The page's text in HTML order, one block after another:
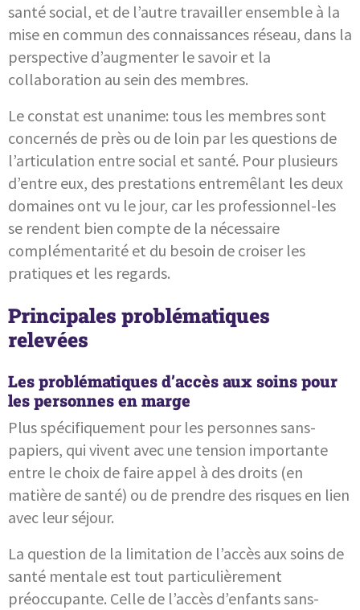
santé social, et de l’autre travailler ensemble à la
mise en commun des connaissances réseau, dans la
perspective d’augmenter le savoir et la
collaboration au sein des membres.
Le constat est unanime: tous les membres sont
concernés de près ou de loin par les questions de
l’articulation entre social et santé. Pour plusieurs
d’entre eux, des prestations entremêlant les deux
domaines ont vu le jour, car les professionnel-les
se rendent bien compte de la nécessaire
complémentarité et du besoin de croiser les
pratiques et les regards.
Principales problématiques
relevées
Les problématiques d’accès aux soins pour
les personnes en marge
Plus spécifiquement pour les personnes sans-
papiers, qui vivent avec une tension importante
entre le choix de faire appel à des droits (en
matière de santé) ou de prendre des risques en lien
avec leur séjour.
La question de la limitation de l’accès aux soins de
santé mentale est tout particulièrement
préoccupante. Celle de l’accès d’enfants sans-